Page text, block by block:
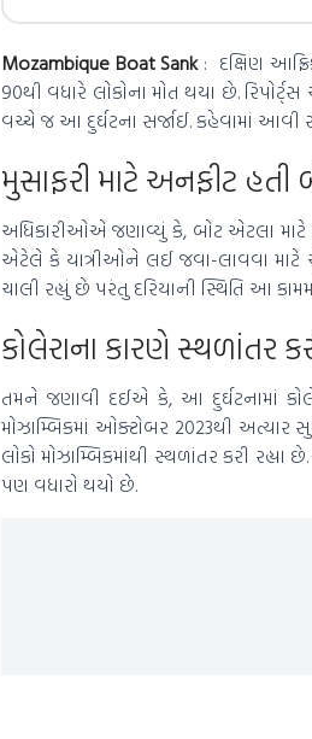
Mozambique Boat Sank: દક્ષિણ
90થી વધારે લોકોના મોત થયા છે.
વચ્ચે જ આ દુર્ઘટના સર્જાઈ. કહેવામાં
મુસાફરી માટે અનફીટ હતી
અધિકારીઓએ જણાવ્યું કે, બોટ એટલા માટે
એટેલે કે યાત્રીઓને લઈ જવા-લાવવા
ચાલી રહ્યું છે પરંતુ દરિયાની સ્થિતિ આ
કોલેરાના કારણે સ્થળાંતર
તમને જણાવી દઈએ કે, આ દુર્ઘટનામાં
મોઝામ્બિકમાં ઓક્ટોબર 2023થી
લોકો મોઝામ્બિકમાંથી સ્થળાંતર કરી
પણ વધારો થયો છે.